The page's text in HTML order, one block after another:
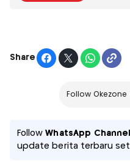
Share
Follow
FollowWhatsApp
update berita terbaru